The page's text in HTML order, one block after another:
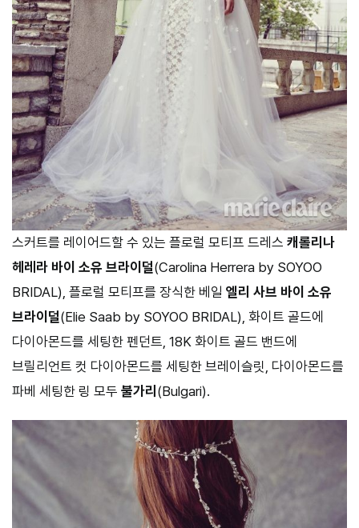
스커트를 레이어드할 수 있는 플로럴 모티프 드레스 캐롤리나
헤레라 바이 소유 브라이덜(Carolina Herrera by SOYOO
BRIDAL), 플로럴 모티프를 장식한 베일 엘리 사브 바이 소유
브라이덜(Elie Saab by SOYOO BRIDAL), 화이트 골드에
다이아몬드를 세팅한 펜던트, 18K 화이트 골드 밴드에
브릴리언트 컷 다이아몬드를 세팅한 브레이슬릿, 다이아몬드를
파베 세팅한 링 모두 불가리 (Bulgari).